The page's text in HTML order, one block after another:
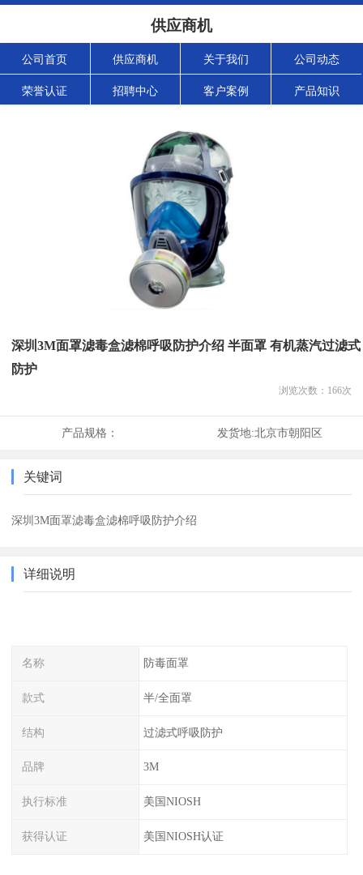
供应商机
公司首页 供应商机 关于我们 公司动态
荣誉认证 招聘中心 客户案例 产品知识
深圳3M面罩滤毒盒滤棉呼吸防护介绍 半面罩 有机蒸汽过滤式
防护
浏览次数： 166次
产品规格： 发货地:北京市朝阳区
关键词
深圳3M面罩滤毒盒滤棉呼吸防护介绍
详细说明
名称 防毒面罩
款式 半/全面罩
结构 过滤式呼吸防护
品牌 3M
执行标准 美国NIOSH
获得认证 美国NIOSH认证